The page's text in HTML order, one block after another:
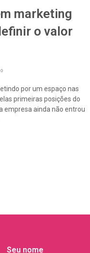
marketing
o valor
por um espaço nas
primeiras posições do
empresa ainda não entrou
Seu nome